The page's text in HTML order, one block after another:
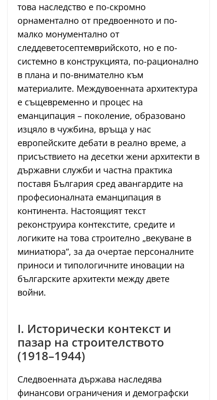
това наследство е по-скромно
орнаментално от предвоенното и по-
малко монументално от
следдеветосептемврийското, но е по-
системно в конструкцията, по-рационално
в плана и по-внимателно към
материалите. Междувоенната архитектура
е същевременно и процес на
еманципация – поколение, образовано
изцяло в чужбина, връща у нас
европейските дебати в реално време, а
присъствието на десетки жени архитекти в
държавни служби и частна практика
поставя България сред авангардите на
професионалната еманципация в
континента. Настоящият текст
реконструира контекстите, средите и
логиките на това строително „векуване в
миниатюра“, за да очертае персоналните
приноси и типологичните иновации на
българските архитекти между двете
войни.
I. Исторически контекст и
пазар на строителството
(1918–1944)
Следвоенната държава наследява
финансови ограничения и демографски